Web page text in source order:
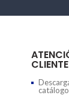
CLIENTE
catálogo